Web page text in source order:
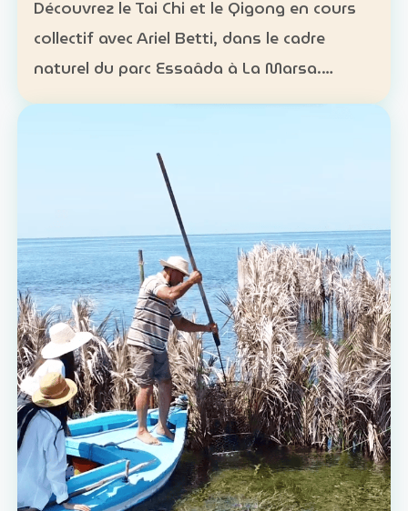
Découvrez le Tai Chi et le Qigong en cours
collectif avec Ariel Betti, dans le cadre
naturel du parc Essaâda à La Marsa.
Format : cours collectif Rythme : une
séances sur un mois Ta…